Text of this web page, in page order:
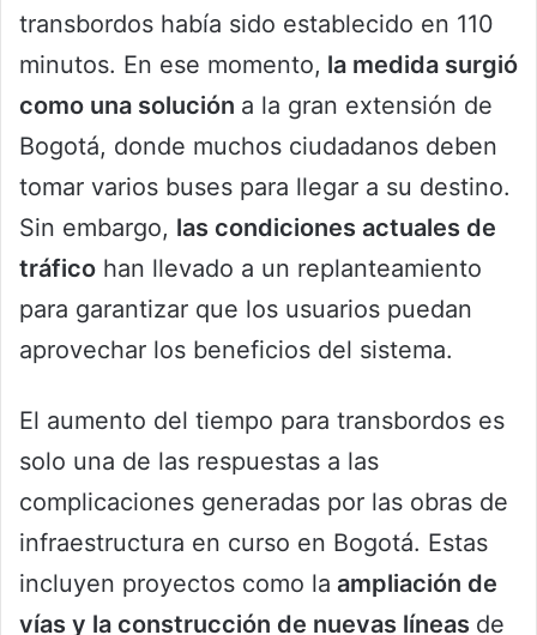
transbordos había sido establecido en 110
minutos. En ese momento, la medida surgió
como una solución a la gran extensión de
Bogotá, donde muchos ciudadanos deben
tomar varios buses para llegar a su destino.
Sin embargo, las condiciones actuales de
tráfico han llevado a un replanteamiento
para garantizar que los usuarios puedan
aprovechar los beneficios del sistema.
El aumento del tiempo para transbordos es
solo una de las respuestas a las
complicaciones generadas por las obras de
infraestructura en curso en Bogotá. Estas
incluyen proyectos como la ampliación de
vías y la construcción de nuevas líneas de